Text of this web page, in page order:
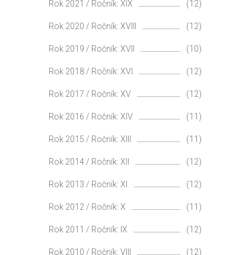
Rok 2021 / Ročník: XIX (12)
Rok 2020 / Ročník: XVIII (12)
Rok 2019 / Ročník: XVII (10)
Rok 2018 / Ročník: XVI (12)
Rok 2017 / Ročník: XV (12)
Rok 2016 / Ročník: XIV (11)
Rok 2015 / Ročník: XIII (11)
Rok 2014 / Ročník: XII (12)
Rok 2013 / Ročník: XI (12)
Rok 2012 / Ročník: X (11)
Rok 2011 / Ročník: IX (12)
Rok 2010 / Ročník: VIII (12)